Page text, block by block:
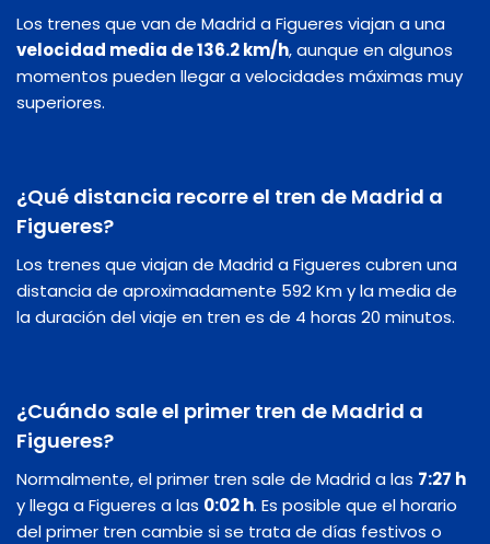
Los trenes que van de Madrid a Figueres viajan a una
velocidad media de 136.2 km/h, aunque en algunos
momentos pueden llegar a velocidades máximas muy
superiores.
¿Qué distancia recorre el tren de Madrid a
Figueres?
Los trenes que viajan de Madrid a Figueres cubren una
distancia de aproximadamente 592 Km y la media de
la duración del viaje en tren es de 4 horas 20 minutos.
¿Cuándo sale el primer tren de Madrid a
Figueres?
Normalmente, el primer tren sale de Madrid a las 7:27 h
y llega a Figueres a las 0:02 h. Es posible que el horario
del primer tren cambie si se trata de días festivos o